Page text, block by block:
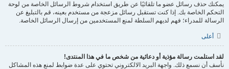
يمكنك حذف رسائل عضو ما تلقائيًا عن طريق استخدام شروط الرسائل الخاصة من لوحة
التحكم الخاصة بك. إذا كنت تستقبل رسائل مزعجة من مستخدم بعينه، قم بالتبليغ عن
الرسالة للمدراء؛ فهم لديهم السلطة لمنع المستخدمين من إرسال الرسائل الخاصة.
أعلى
لقد استلمت رسالة مؤذية أو دعائية من شخص ما في هذا المنتدى!
نأسف أن نسمع ذلك. واجهة البريد الالكتروني تحتوي على عدة ضوابط لمنع هذه المشاكل